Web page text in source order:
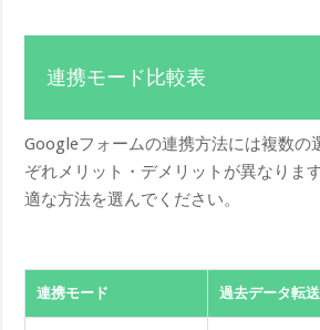
連携モード比較表
Googleフォームの連携方法には複数の
ぞれメリット・デメリットが異なりま
適な方法を選んでください。
連携モード 過去データ転送